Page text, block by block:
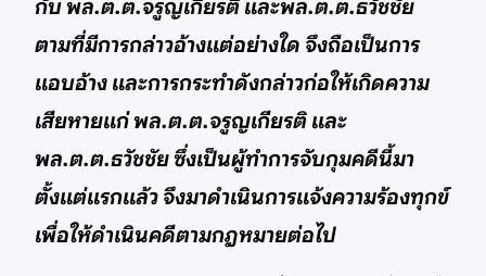
กับ พล.ต.ต.จรูญเกียรติ และพล.ต.ต.ธวัชชัย
ตามที่มีการกล่าวอ้างแต่อย่างใด จึงถือเป็นการ
แอบอ้าง และการกระทำดังกล่าวก่อให้เกิดความ
เสียหายแก่ พล.ต.ต.จรูญเกียรติ และ
พล.ต.ต.ธวัชชัย ซึ่งเป็นผู้ทำการจับกุมคดีนี้มา
ตั้งแต่แรกแล้ว จึงมาดำเนินการแจ้งความร้องทุกข์
เพื่อให้ดำเนินคดีตามกฎหมายต่อไป